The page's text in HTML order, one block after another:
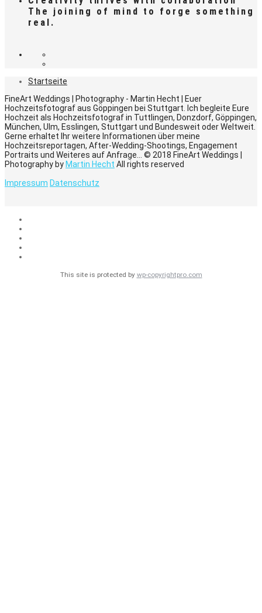
The joining of mind to forge something
real.
Startseite
FineArt Weddings | Photography - Martin Hecht | Euer
Hochzeitsfotograf aus Göppingen bei Stuttgart. Ich begleite Eure
Hochzeit als Hochzeitsfotograf in Tuttlingen, Donzdorf, Göppingen,
München, Ulm, Esslingen, Stuttgart und Bundesweit oder Weltweit.
Gerne erhaltet Ihr weitere Informationen über meine
Hochzeitsreportagen, After-Wedding-Shootings, Engagement
Portraits und Weiteres auf Anfrage... © 2018 FineArt Weddings |
Photography by Martin Hecht All rights reserved
Impressum Datenschutz
This site is protected by wp-copyrightpro.com